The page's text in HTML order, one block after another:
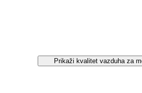
Prikaži kvalitet vazduha za